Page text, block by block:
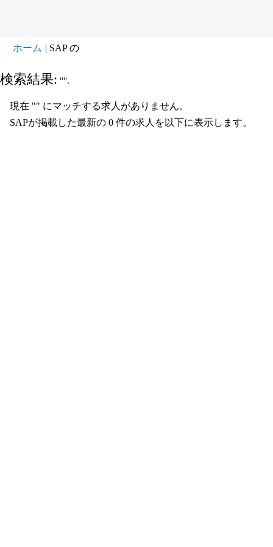
ホーム | SAP の(現
ー
ジ)
検索結果: "".
現在 "" にマッチする求人がありません。
SAPが掲載した最新の 0 件の求人を以下に表示します。